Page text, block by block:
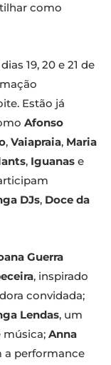
como
19, 20 e 21 de
Estão já
Afonso
, Vaiapraia, Maria
, Iguanas e
DJs, Doce da
Guerra
, inspirado
convidada;
Lendas, um
música; Anna
a performance